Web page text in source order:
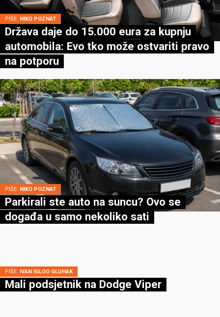
PIŠE: NIKO POZNAT
Država daje do 15.000 eura za kupnju
automobila: Evo tko može ostvariti pravo
na potporu
PIŠE: NIKO POZNAT
Parkirali ste auto na suncu? Ovo se
događa u samo nekoliko sati
PIŠE: IVAN IGLOO GLUHAK
Mali podsjetnik na Dodge Viper